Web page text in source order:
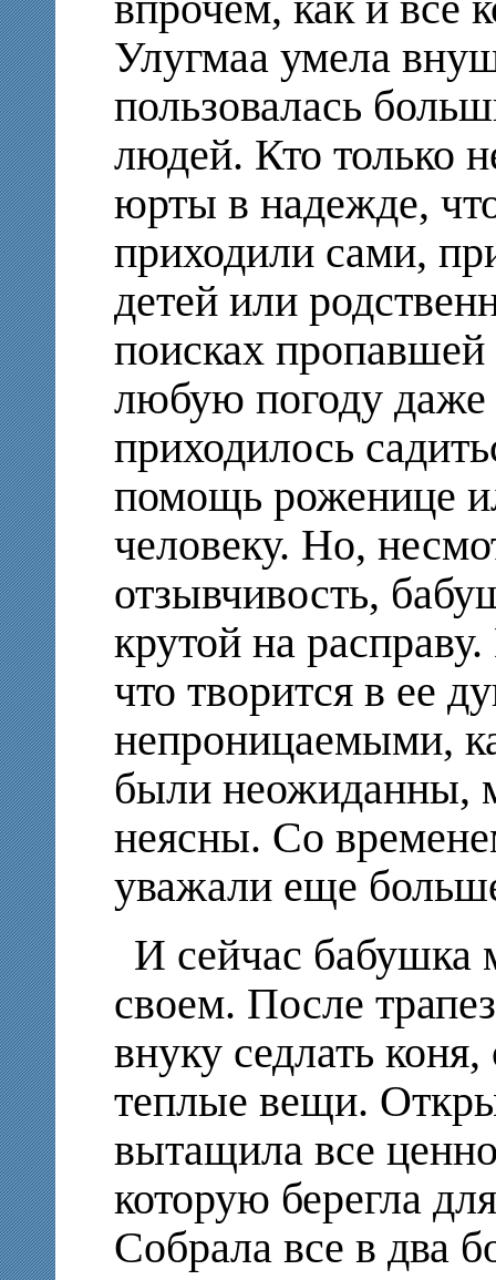
Улугмаа умела
пользовалась
людей. Кто только
юрты в надежде,
приходили сами,
детей или
поисках
любую погоду
приходилось
помощь роженице
человеку. Но,
отзывчивость,
крутой на
что творится в ее
непроницаемыми,
были неожиданны,
неясны. Со
уважали еще
И сейчас бабушка
своем. После
внуку седлать
теплые вещи.
вытащила все
которую берегла
Собрала все в два